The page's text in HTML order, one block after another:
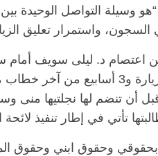
وسيلة التواصل الوحيدة
واستمرار تعليق
من اعتصام د. ليلى سويف
علاء عبد الفتاح بعد 3 شهور من منع
أن تنضم لها نجلتيها منى
تأتي في إطار تنفيذ
وحقوق ابني وحقوق
مقعد
حسين
(بروفايل)
21 فبراير، 2026
وناس
نور فرحات فقيه
الوطن وانحاز